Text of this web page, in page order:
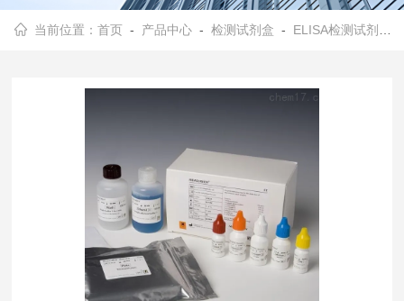
当前位置：首页 - 产品中心 -检测试剂盒 - ELISA检测试剂盒